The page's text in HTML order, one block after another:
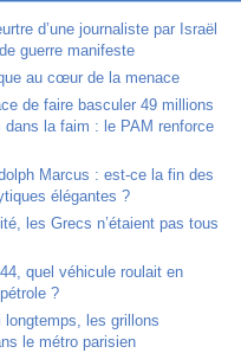
d’une journaliste par Israël
guerre manifeste
au cœur de la menace
de faire basculer 49 millions
dans la faim : le PAM renforce
Marcus : est-ce la fin des
élégantes ?
les Grecs n’étaient pas tous
quel véhicule roulait en
?
longtemps, les grillons
le métro parisien